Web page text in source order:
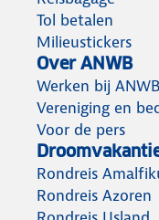
Tol betalen
Milieustickers
Over ANWB
Werken bij ANWB
Vereniging en
Voor de pers
Rondreis
Rondreis Azoren